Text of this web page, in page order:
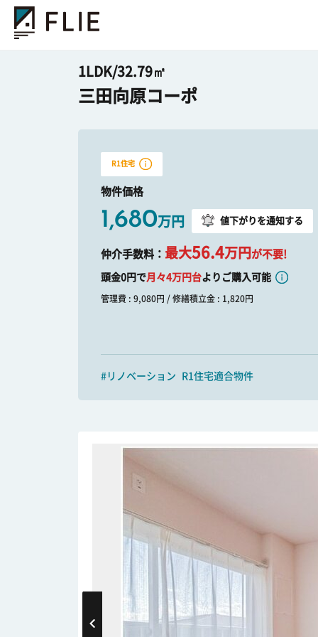
1LDK/32.79㎡
三田向原コーポ
R1住宅
物件価格
1,680万円 値下がりを通知する
仲介手数料： 最大56.4万円 が不要!
頭金0円で月々4万円台よりご購入可能
管理費 : 9,080円 / 修繕積立金 : 1,820円
#リノベーション R1住宅適合物件